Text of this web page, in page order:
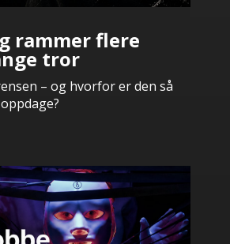
rammer flere
tror
– og hvorfor er den så